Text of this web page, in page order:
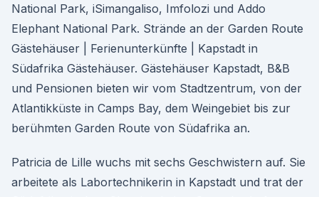
National Park, iSimangaliso, Imfolozi und Addo
Elephant National Park. Strände an der Garden Route
Gästehäuser | Ferienunterkünfte | Kapstadt in
Südafrika Gästehäuser. Gästehäuser Kapstadt, B&B
und Pensionen bieten wir vom Stadtzentrum, von der
Atlantikküste in Camps Bay, dem Weingebiet bis zur
berühmten Garden Route von Südafrika an.
Patricia de Lille wuchs mit sechs Geschwistern auf. Sie
arbeitete als Labortechnikerin in Kapstadt und trat der